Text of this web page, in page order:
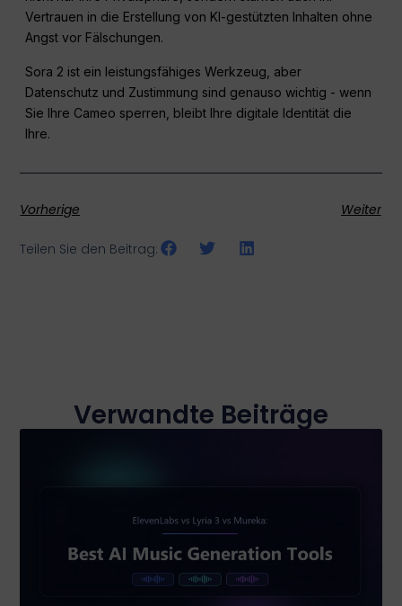
Vertrauen in die Erstellung von KI-gestützten Inhalten ohne
Angst vor Fälschungen.
Sora 2 ist ein leistungsfähiges Werkzeug, aber
Datenschutz und Zustimmung sind genauso wichtig - wenn
Sie Ihre Cameo sperren, bleibt Ihre digitale Identität die
Ihre.
Vorherige Weiter
Teilen Sie den Beitrag:
Verwandte Beiträge